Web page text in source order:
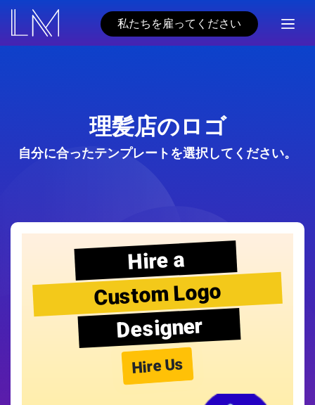
私たちを雇ってください
理髪店のロゴ
自分に合ったテンプレートを選択してください。
Hire a
Custom Logo
Designer
Hire Us